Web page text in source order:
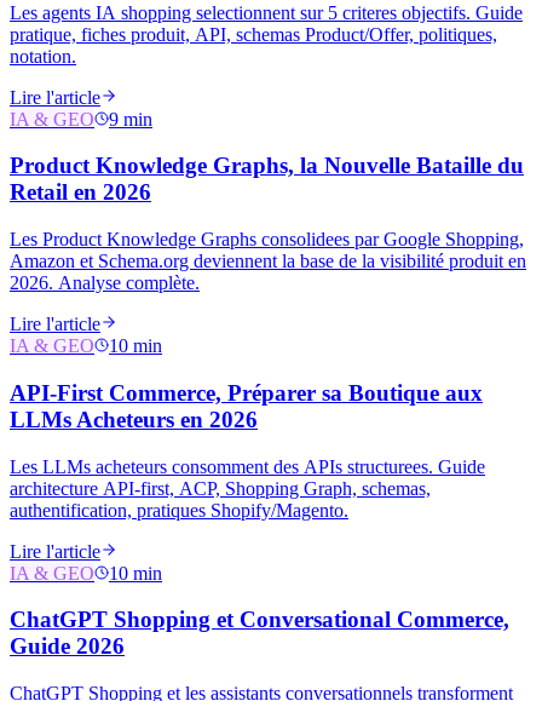
Les agents IA shopping selectionnent sur 5 criteres objectifs. Guide
pratique, fiches produit, API, schemas Product/Offer, politiques,
notation.
Lire l'article
IA & GEO
9 min
Product Knowledge Graphs, la Nouvelle Bataille du
Retail en 2026
Les Product Knowledge Graphs consolidees par Google Shopping,
Amazon et Schema.org deviennent la base de la visibilité produit en
2026. Analyse complète.
Lire l'article
IA & GEO
10 min
API-First Commerce, Préparer sa Boutique aux
LLMs Acheteurs en 2026
Les LLMs acheteurs consomment des APIs structurees. Guide
architecture API-first, ACP, Shopping Graph, schemas,
authentification, pratiques Shopify/Magento.
Lire l'article
IA & GEO
10 min
ChatGPT Shopping et Conversational Commerce,
Guide 2026
ChatGPT Shopping et les assistants conversationnels transforment